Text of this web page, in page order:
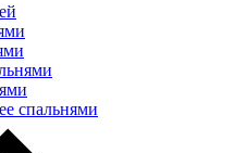
спальнями